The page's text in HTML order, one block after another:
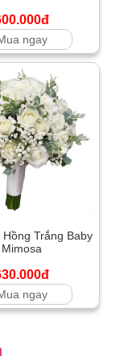
ngay
Trắng Baby
Mimosa
ngay